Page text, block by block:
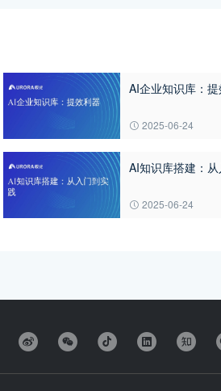
AI企业知识库：
2025-06-24
AI知识库搭建：
2025-06-24